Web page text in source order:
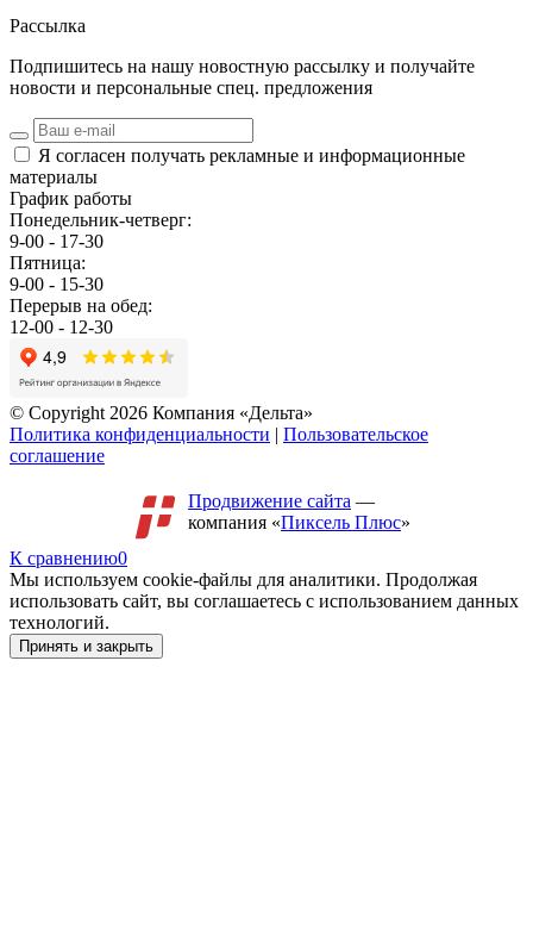
Рассылка
Подпишитесь на нашу новостную рассылку и получайте
новости и персональные спец. предложения
Я согласен получать рекламные и информационные
материалы
График работы
Понедельник-четверг:
9-00 - 17-30
Пятница:
9-00 - 15-30
Перерыв на обед:
12-00 - 12-30
© Copyright 2026 Компания «Дельта»
Политика конфиденциальности | Пользовательское
соглашение
Продвижение сайта —
компания «Пиксель Плюс»
К сравнению0
Мы используем cookie-файлы для аналитики. Продолжая
использовать сайт, вы соглашаетесь с использованием данных
технологий.
Принять и закрыть